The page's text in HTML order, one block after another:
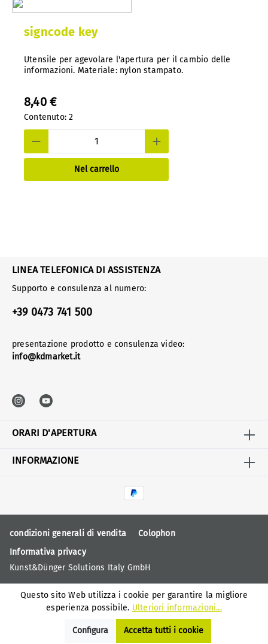
signcode key
Utensile per agevolare l'apertura per il cambio delle
informazioni. Materiale: nylon stampato.
8,40 €
Contenuto:2
Nel carrello
LINEA TELEFONICA DI ASSISTENZA
Supporto e consulenza al numero:
+39 0473 741 500
presentazione prodotto e consulenza video:
info@kdmarket.it
ORARI D'APERTURA
INFORMAZIONE
condizioni generali di vendita
Colophon
Informativa privacy
Kunst&Dünger Solutions Italy GmbH
Questo sito Web utilizza i cookie per garantire la migliore
esperienza possibile. Ulteriori informazioni...
Configura Accetta tutti i cookie